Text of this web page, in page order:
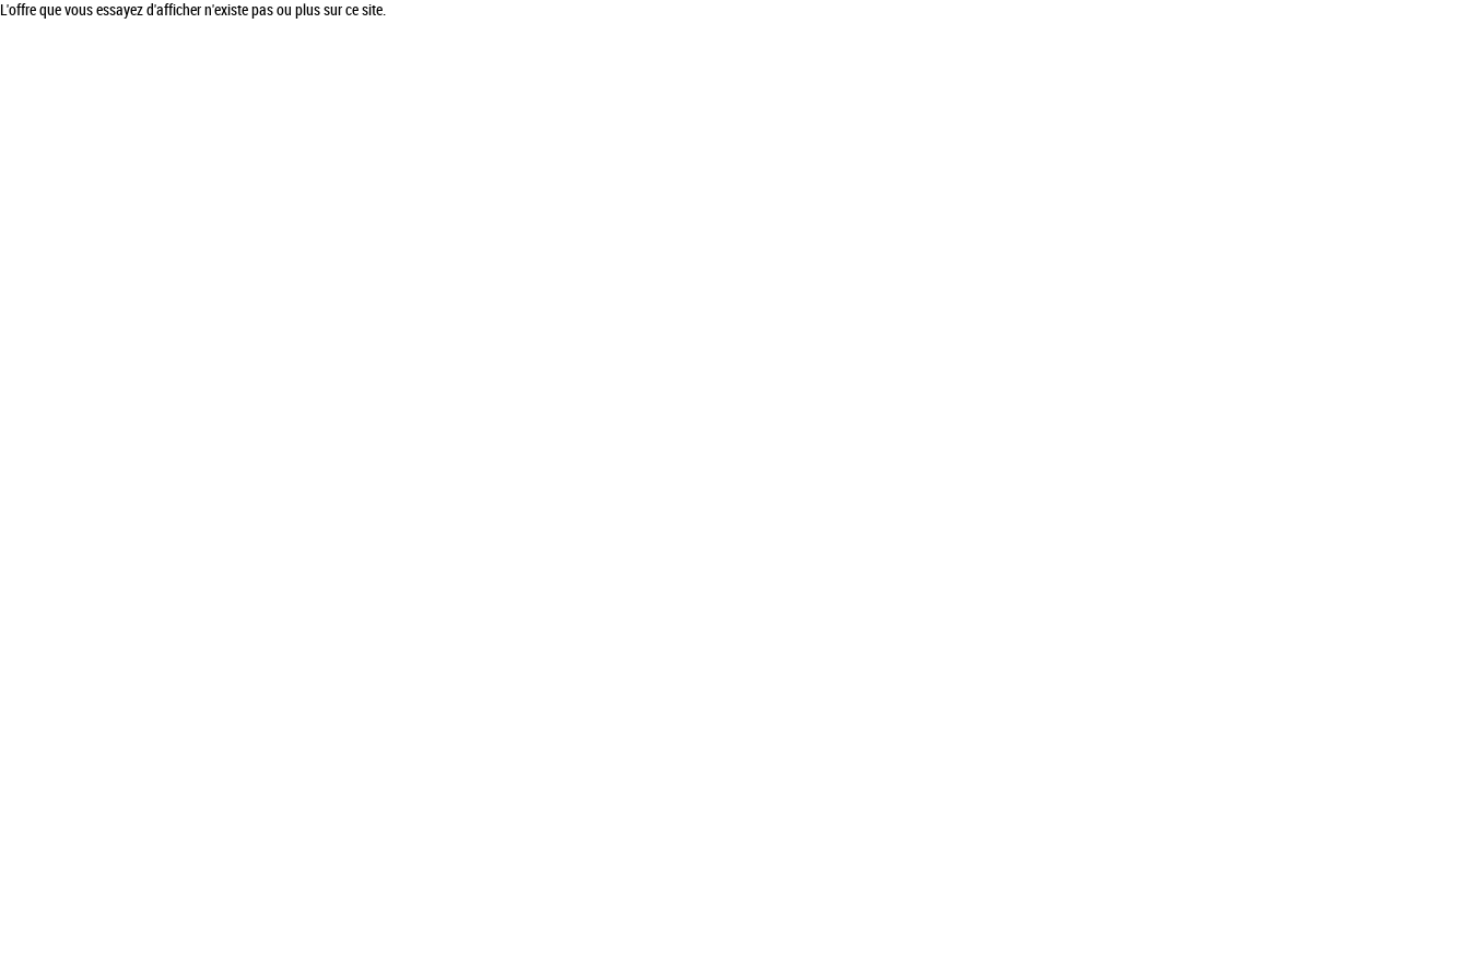
L'offre que vous essayez d'afficher n'existe pas ou plus sur ce site.